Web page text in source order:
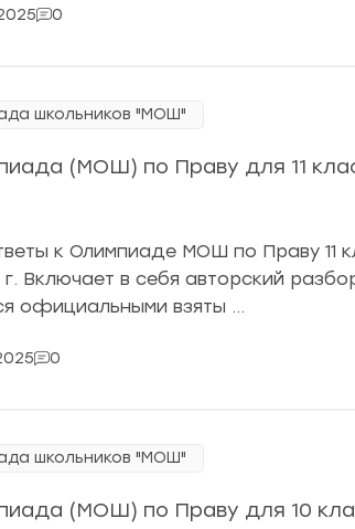
0
школьников "МОШ"
(МОШ) по Праву для 11
к Олимпиаде МОШ по Праву 11
г. Включает в себя авторский
официальными взяты …
0
школьников "МОШ"
(МОШ) по Праву для 10